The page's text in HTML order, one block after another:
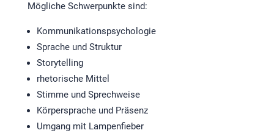
Mögliche Schwerpunkte sind:
Kommunikationspsychologie
Sprache und Struktur
Storytelling
rhetorische Mittel
Stimme und Sprechweise
Körpersprache und Präsenz
Umgang mit Lampenfieber